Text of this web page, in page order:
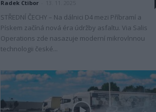
Radek Ctibor
STŘEDNÍ ČECHY – Na dálnici D4 mezi Příbramí a
Pískem začíná nová éra údržby asfaltu. Via Salis
Operations zde nasazuje moderní mikrovlnnou
technologii české...